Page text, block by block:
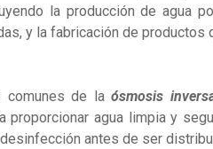
la producción de agua
y la fabricación de productos
comunes de laósmosis
proporcionar agua limpia y
antes de ser